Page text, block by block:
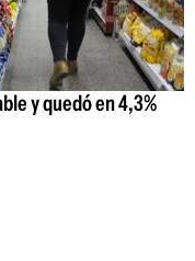
y quedó en 4,3%